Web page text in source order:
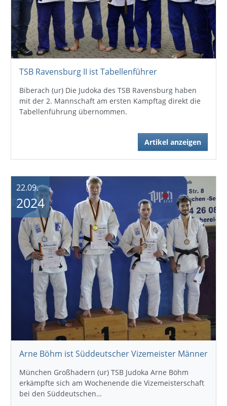
TSB Ravensburg II ist Tabellenführer
Biberach (ur) Die Judoka des TSB Ravensburg haben
mit der 2. Mannschaft am ersten Kampftag direkt die
Tabellenführung übernommen.
Artikel anzeigen
Arne Böhm ist Süddeutscher Vizemeister Männer
München Großhadern (ur) TSB Judoka Arne Böhm
erkämpfte sich am Wochenende die Vizemeisterschaft
bei den Süddeutschen…
22.09.
2024